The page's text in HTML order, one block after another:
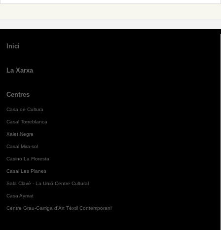
Inici
La Xarxa
Centres
Casa de Cultura
Casal Torreblanca
Xalet Negre
Casal Mira-sol
Casino La Floresta
Casal Les Planes
Sala Clavé - La Unió Centre Cultural
Casa Aymat
Centre Grau-Garriga d'Art Tèxtil Contemporani